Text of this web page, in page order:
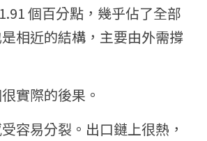
個百分點，幾乎佔了全部
相近的結構，主要由外需撐
實際的後果。
容易分裂。出口鏈上很熱，